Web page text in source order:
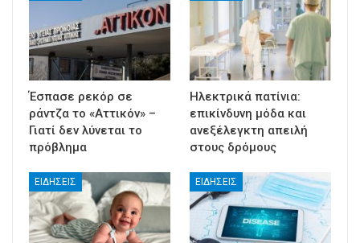
Έσπασε ρεκόρ σε
ράντζα το «Αττικόν» –
Γιατί δεν λύνεται το
πρόβλημα
Ηλεκτρικά πατίνια:
επικίνδυνη μόδα και
ανεξέλεγκτη απειλή
στους δρόμους
ΕΙΔΉΣΕΙΣ ΕΙΔΉΣΕΙΣ